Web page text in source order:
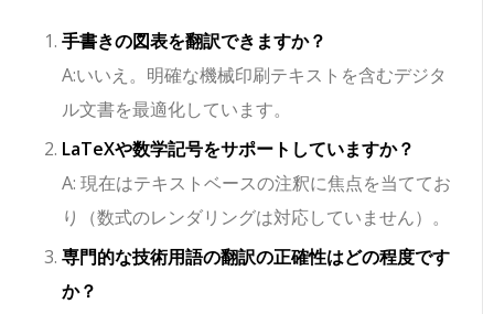
手書きの図表を翻訳できますか？
A:いいえ。明確な機械印刷テキストを含むデジタ
ル文書を最適化しています。
LaTeXや数学記号をサポートしていますか？
A: 現在はテキストベースの注釈に焦点を当ててお
り（数式のレンダリングは対応していません）。
専門的な技術用語の翻訳の正確性はどの程度です
か？